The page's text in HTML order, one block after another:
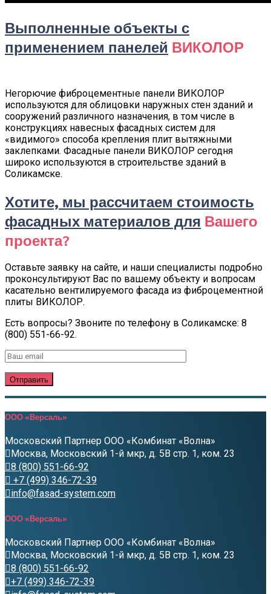
Выполненные объекты с
применением панелей ВИКОЛОР
Негорючие фиброцементные панели ВИКОЛОР
используются для облицовки наружных стен зданий и
сооружений различного назначения, в том числе в
конструкциях навесных фасадных систем для
«видимого» способа крепления плит вытяжными
заклепками. Фасадные панели ВИКОЛОР сегодня
широко используются в строительстве зданий в
Соликамске.
Хотите, мы рассчитаем стоимость
фасадных материалов для Вашего
проекта?
Оставьте заявку на сайте, и наши специалисты подробно
проконсультируют Вас по вашему объекту и вопросам
касательно вентилируемого фасада из фиброцементной
плиты ВИКОЛОР.
Есть вопросы? Звоните по телефону в Соликамске: 8
(800) 551-66-92.
ООО «Версаль»
Московский Партнер ООО «Комбинат «Волна»
Москва, Московский 1-й мкр, д. 5В стр. 1, ком. 23
8 (800) 551-66-92
+7 (499) 346-72-39
info@fasad-system.com
ООО «Версаль»
Московский Партнер ООО «Комбинат «Волна»
Москва, Московский 1-й мкр, д. 5В стр. 1, ком. 23
8 (800) 551-66-92
+7 (499) 346-72-39